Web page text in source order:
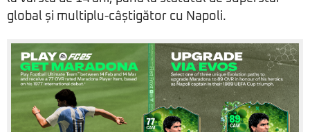
global și multiplu-câștigător cu Napoli.